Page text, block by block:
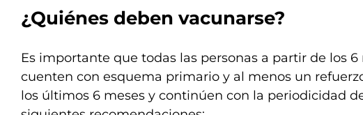
¿Quiénes deben vacunarse?
Es importante que todas las personas a partir de los 6
cuenten con esquema primario y al menos un
los últimos 6 meses y continúen con la periodicidad